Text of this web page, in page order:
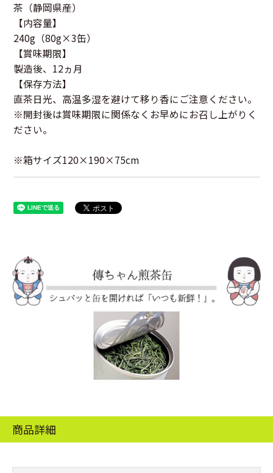
茶（静岡県産）
【内容量】
240g（80g×3缶）
【賞味期限】
製造後、12ヵ月
【保存方法】
直茶日光、高温多湿を避けて移り香にご注意ください。
※開封後は賞味期限に関係なくお早めにお召し上がりく
ださい。
※箱サイズ120×190×75cm
商品詳細